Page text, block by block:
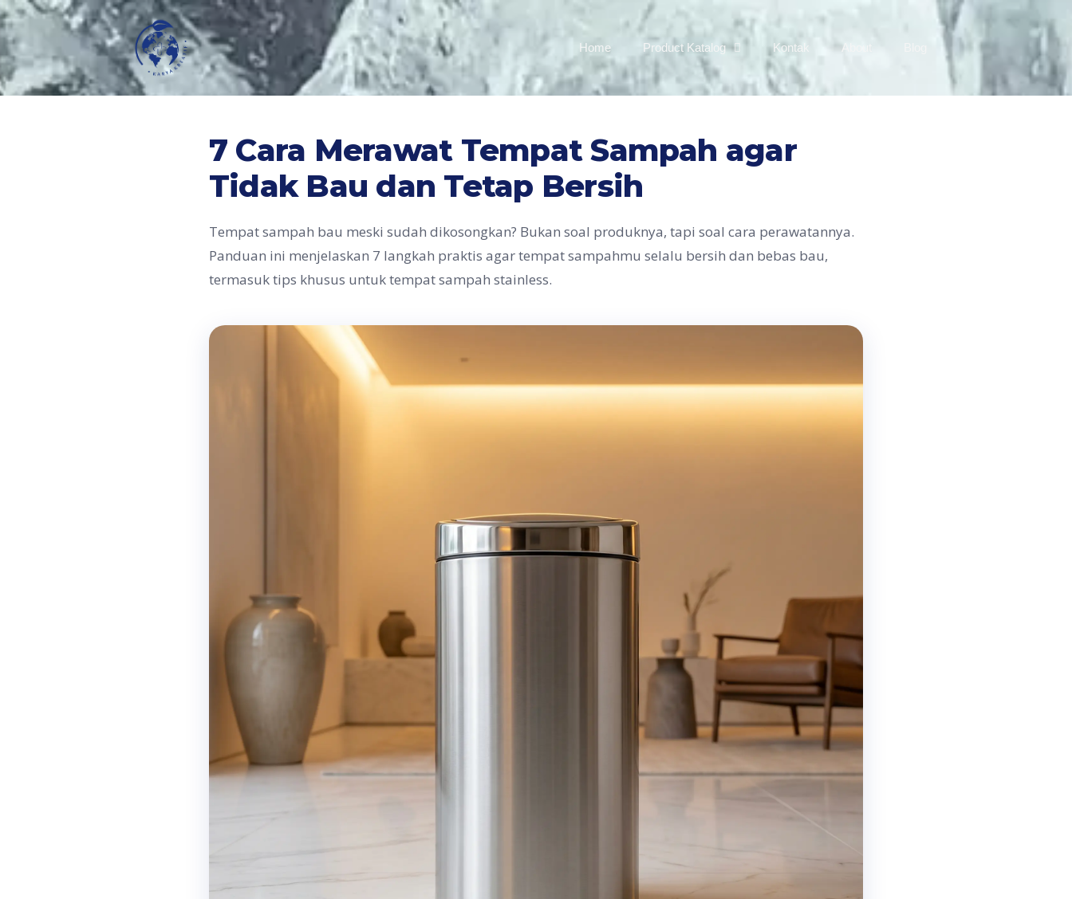
Home Product Katalog Kontak About
7 Cara Merawat Tempat Sampah agar
Tidak Bau dan Tetap Bersih
Tempat sampah bau meski sudah dikosongkan? Bukan soal produknya, tapi soal cara perawatannya.
Panduan ini menjelaskan 7 langkah praktis agar tempat sampahmu selalu bersih dan bebas bau,
termasuk tips khusus untuk tempat sampah stainless.